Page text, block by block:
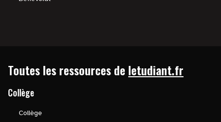
Toutes les ressources de letudiant.fr
Collège
Collège